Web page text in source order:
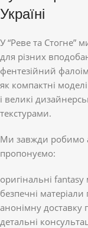
Україні
У “Реве та Стогне”
для різних
фентезійний
як компактні
і великі
текстурами.
Ми завжди робимо
пропонуємо:
оригінальні fantasy
безпечні
анонімну доставку
детальні